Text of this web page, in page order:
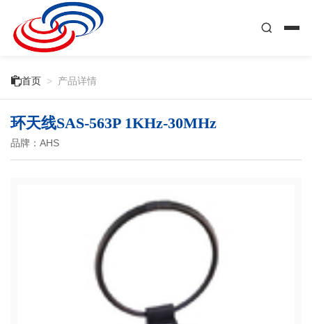
首页 > 产品详情
环天线SAS-563P 1KHz-30MHz
品牌：AHS